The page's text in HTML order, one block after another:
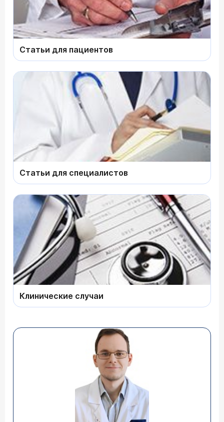
Статьи для пациентов
Статьи для специалистов
Клинические случаи